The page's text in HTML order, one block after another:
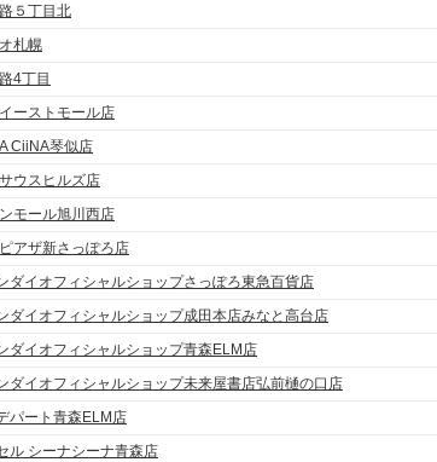
５丁目北
札幌
4丁目
ーストモール店
CiiNA琴似店
ウスヒルズ店
モール旭川西店
アザ新さっぽろ店
ダイオフィシャルショップさっぽろ東急百貨店
ダイオフィシャルショップ成田本店みなと高台店
ダイオフィシャルショップ青森ELM店
ダイオフィシャルショップ未来屋書店弘前樋の口店
パート青森ELM店
ル シーナシーナ青森店